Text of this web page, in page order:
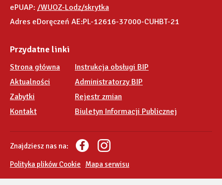
ePUAP: /WUOZ-Lodz/skrytka
Adres eDoręczeń AE:PL-12616-37000-CUHBT-21
Przydatne linki
Strona główna
Aktualności
Zabytki
Kontakt
Instrukcja obsługi BIP
Administratorzy BIP
Rejestr zmian
Biuletyn Informacji Publicznej
Znajdziesz nas na:
Polityka plików Cookie Mapa serwisu